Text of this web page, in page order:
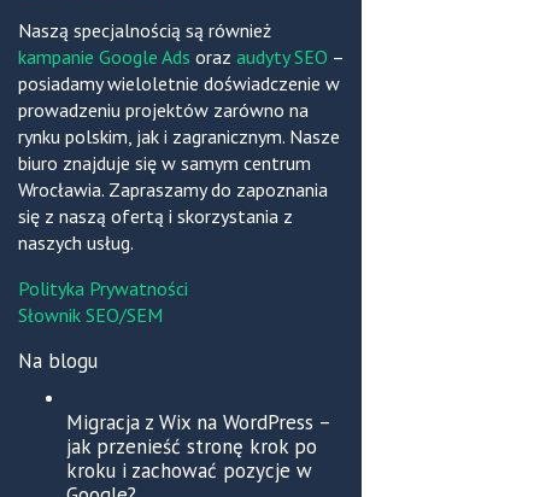
Naszą specjalnością są również
kampanie Google Ads oraz audyty SEO –
posiadamy wieloletnie doświadczenie w
prowadzeniu projektów zarówno na
rynku polskim, jak i zagranicznym. Nasze
biuro znajduje się w samym centrum
Wrocławia. Zapraszamy do zapoznania
się z naszą ofertą i skorzystania z
naszych usług.
Polityka Prywatności
Słownik SEO/SEM
Na blogu
Migracja z Wix na WordPress –
jak przenieść stronę krok po
kroku i zachować pozycje w